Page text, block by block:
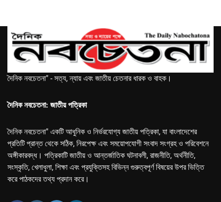
দৈনিক নবচেতনা" - সত্য, ন্যায় এবং জাতীয় চেতনার ধারক ও বাহক।
দৈনিক নবচেতনা: জাতীয় পত্রিকা
দৈনিক নবচেতনা" একটি আধুনিক ও নির্ভরযোগ্য জাতীয় পত্রিকা, যা বাংলাদেশের
প্রতিটি প্রান্ত থেকে সঠিক, নিরপেক্ষ এবং সময়োপযোগী সংবাদ সংগ্রহ ও পরিবেশনে
অঙ্গীকারবদ্ধ। পত্রিকাটি জাতীয় ও আন্তর্জাতিক ঘটনাবলী, রাজনীতি, অর্থনীতি,
সংস্কৃতি, খেলাধুলা, শিক্ষা এবং প্রযুক্তিসহ বিভিন্ন গুরুত্বপূর্ণ বিষয়ের উপর ভিত্তি
করে পাঠকদের তথ্য প্রদান করে।